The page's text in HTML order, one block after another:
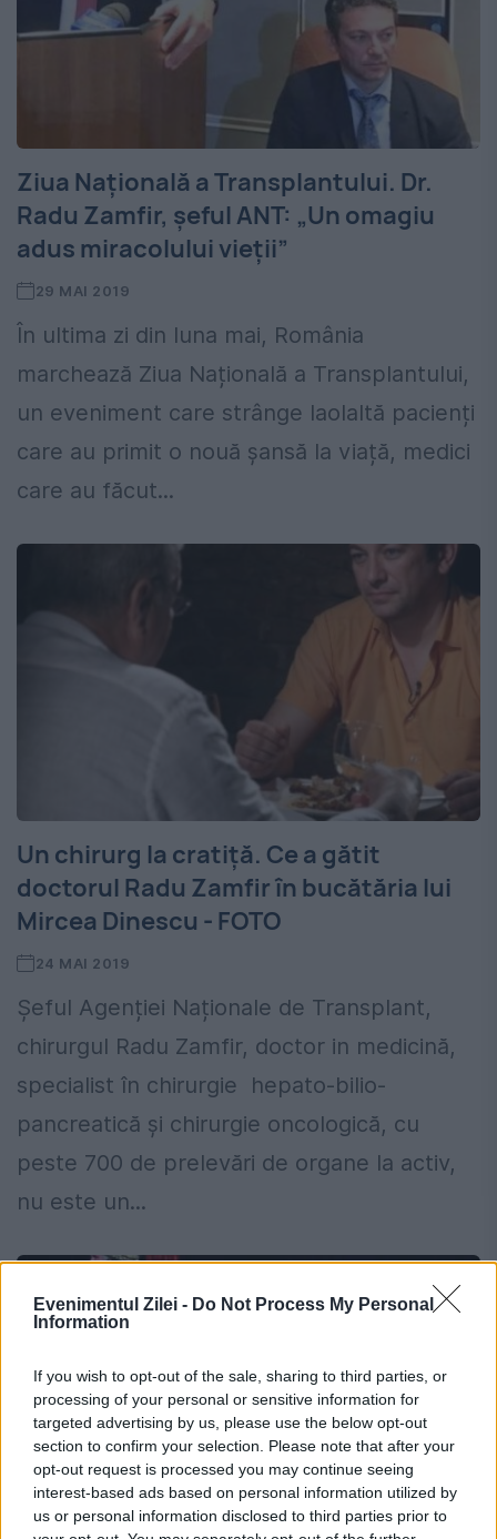
Evenimentul Zilei - Do Not Process My Personal
Information
If you wish to opt-out of the sale, sharing to third parties, or
processing of your personal or sensitive information for
targeted advertising by us, please use the below opt-out
section to confirm your selection. Please note that after your
opt-out request is processed you may continue seeing
interest-based ads based on personal information utilized by
us or personal information disclosed to third parties prior to
Ziua Naţională a Transplantului. Dr.
Radu Zamfir, șeful ANT: „Un omagiu
adus miracolului vieții”
29 MAI 2019
În ultima zi din luna mai, România
marchează Ziua Națională a Transplantului,
un eveniment care strânge laolaltă pacienți
care au primit o nouă șansă la viață, medici
care au făcut...
Un chirurg la cratiță. Ce a gătit
doctorul Radu Zamfir în bucătăria lui
Mircea Dinescu - FOTO
24 MAI 2019
Șeful Agenției Naționale de Transplant,
chirurgul Radu Zamfir, doctor in medicină,
specialist în chirurgie hepato-bilio-
pancreatică și chirurgie oncologică, cu
peste 700 de prelevări de organe la activ,
nu este un...